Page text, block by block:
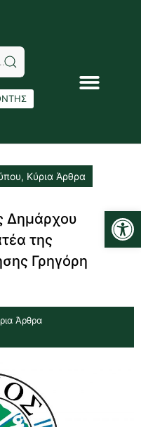
, Κύρια Άρθρα
Δημάρχου
της
Γρηγόρη
Άρθρα